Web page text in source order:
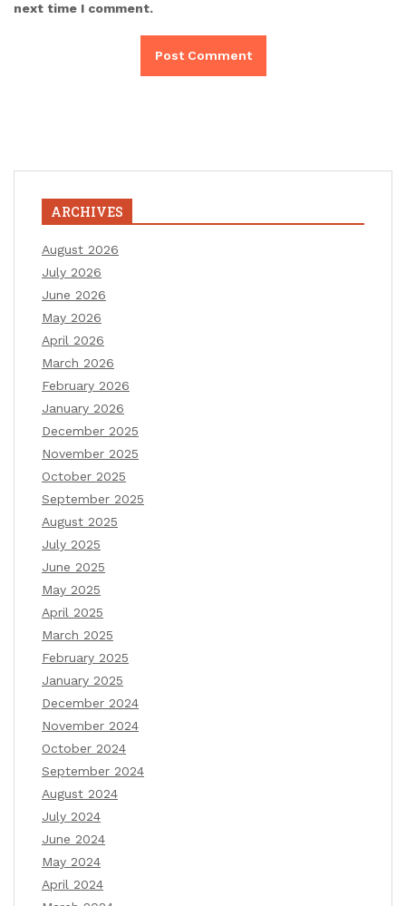
next time I comment.
ARCHIVES
August 2026
July 2026
June 2026
May 2026
April 2026
March 2026
February 2026
January 2026
December 2025
November 2025
October 2025
September 2025
August 2025
July 2025
June 2025
May 2025
April 2025
March 2025
February 2025
January 2025
December 2024
November 2024
October 2024
September 2024
August 2024
July 2024
June 2024
May 2024
April 2024